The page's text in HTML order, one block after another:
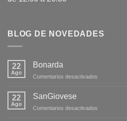
BLOG DE NOVEDADES
22
Ago
Bonarda
Comentarios desactivados
22
Ago
SanGiovese
Comentarios desactivados